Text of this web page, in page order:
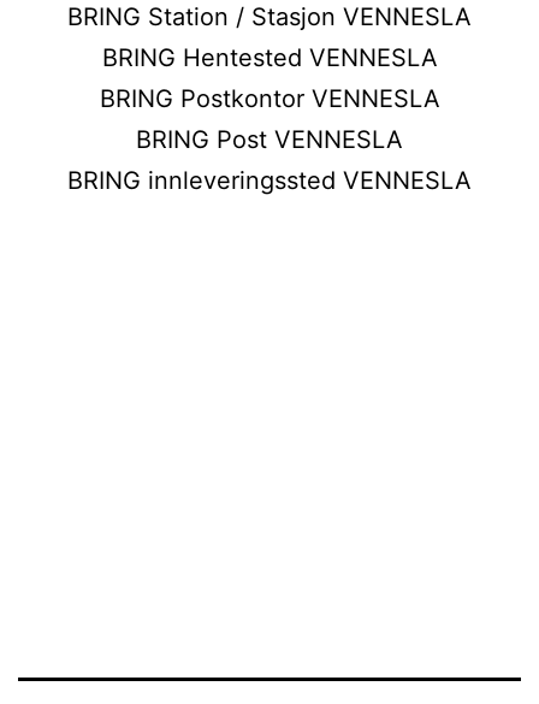
BRING Station / Stasjon VENNESLA
BRING Hentested VENNESLA
BRING Postkontor VENNESLA
BRING Post VENNESLA
BRING innleveringssted VENNESLA